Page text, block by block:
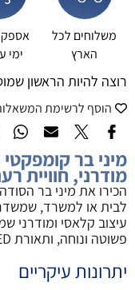
משלוחים לכל
הארץ
ימי
רוצה להיות הראשון
הוסף לרשימת
מיני בר
מודרני, חוויית
הכירו את מיני בר
לבית או למשרד,
עיצוב קלאסי
פשוטה ונוחה, ותאורת LED היקפית שמוסיפה טאץ' יוקרתי.
יתרונות עיקריים